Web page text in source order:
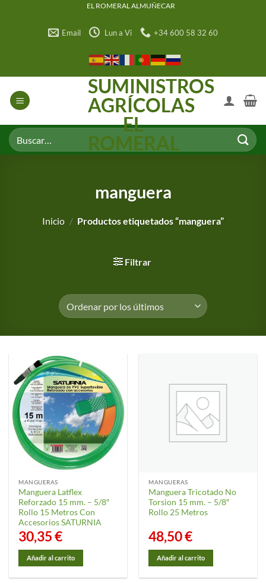
EL ROMERAL ALMUÑECAR
Email Lun a Vi +34 600 58 32 60
SUMINISTROS
AGRÍCOLAS
EL
ROMERAL
Buscar
por:
manguera
Inicio / Productos etiquetados “manguera”
Filtrar
MANGUERAS
Manguera Latflex
Reforzado 15 mm. – 5/8″
Rollo 15 Metros Con
Accesorios SATURNIA
30,35€
Añadir al carrito
MANGUERAS
Manguera Tricotado No
Torsion 15 mm. – 5/8″
Rollo 25 Metros
48,50€
Añadir al carrito